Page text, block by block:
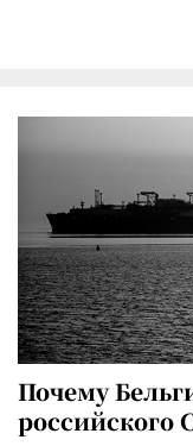
Почему
российского